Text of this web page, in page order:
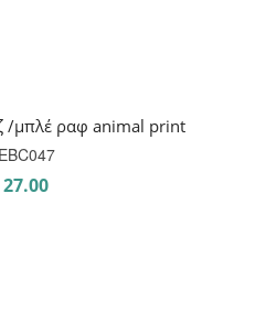
/μπλέ ραφ animal print
27.00